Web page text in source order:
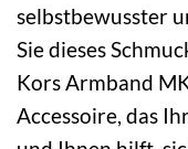
selbstbewusster
Sie dieses
Kors Armband
Accessoire, das